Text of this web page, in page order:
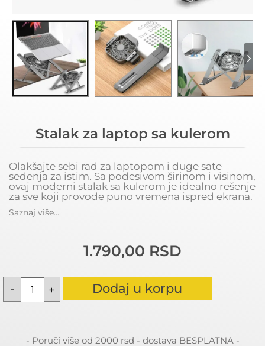
Stalak za laptop sa kulerom
Olakšajte sebi rad za laptopom i duge sate
sedenja za istim. Sa podesivom širinom i visinom,
ovaj moderni stalak sa kulerom je idealno rešenje
za sve koji provode puno vremena ispred ekrana.
Saznaj više...
1.790,00 RSD
Dodaj u korpu
- Poruči više od 2000 rsd - dostava BESPLATNA -